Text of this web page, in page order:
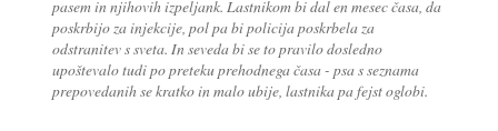
pasem in njihovih izpeljank. Lastnikom bi dal en mesec časa, da
poskrbijo za injekcije, pol pa bi policija poskrbela za
odstranitev s sveta. In seveda bi se to pravilo dosledno
upoštevalo tudi po preteku prehodnega časa - psa s seznama
prepovedanih se kratko in malo ubije, lastnika pa fejst oglobi.